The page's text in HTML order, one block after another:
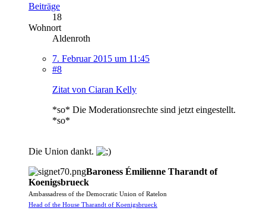
Beiträge
18
Wohnort
Aldenroth
7. Februar 2015 um 11:45
#8
Zitat von Ciaran Kelly
*so* Die Moderationsrechte sind jetzt eingestellt.
*so*
Die Union dankt.
Baroness Émilienne Tharandt of
Koenigsbrueck
Ambassadress of the Democratic Union of Ratelon
Head of the House Tharandt of Koenigsbrueck